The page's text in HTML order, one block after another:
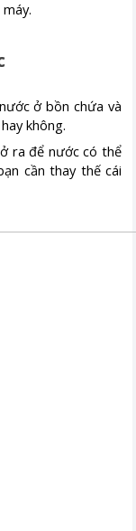
ở bồn chứa và
không.
ra để nước có thể
cần thay thế cái